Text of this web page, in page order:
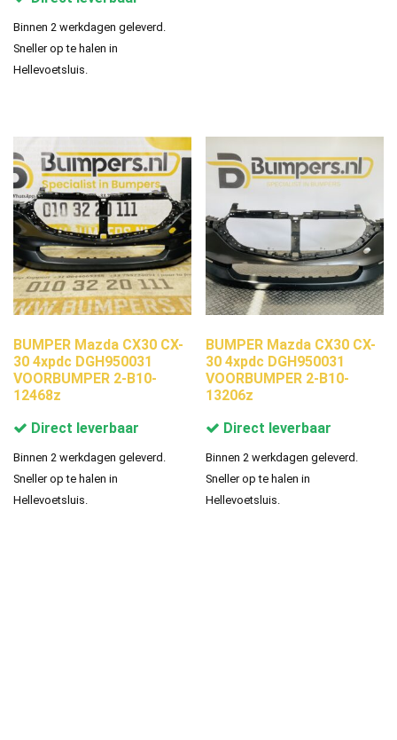
Binnen 2 werkdagen geleverd.
Sneller op te halen in
Hellevoetsluis.
BUMPER Mazda CX30 CX-
30 4xpdc DGH950031
VOORBUMPER 2-B10-
12468z
Direct leverbaar
Binnen 2 werkdagen geleverd.
Sneller op te halen in
Hellevoetsluis.
BUMPER Mazda CX30 CX-
30 4xpdc DGH950031
VOORBUMPER 2-B10-
13206z
Direct leverbaar
Binnen 2 werkdagen geleverd.
Sneller op te halen in
Hellevoetsluis.